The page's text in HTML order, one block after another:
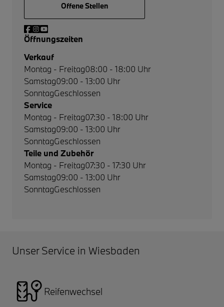
Offene Stellen
Öffnungszeiten
Verkauf
Montag - Freitag08:00 - 18:00 Uhr
Samstag09:00 - 13:00 Uhr
SonntagGeschlossen
Service
Montag - Freitag07:30 - 18:00 Uhr
Samstag09:00 - 13:00 Uhr
SonntagGeschlossen
Teile und Zubehör
Montag - Freitag07:30 - 17:30 Uhr
Samstag09:00 - 13:00 Uhr
SonntagGeschlossen
Unser Service in Wiesbaden
Reifenwechsel